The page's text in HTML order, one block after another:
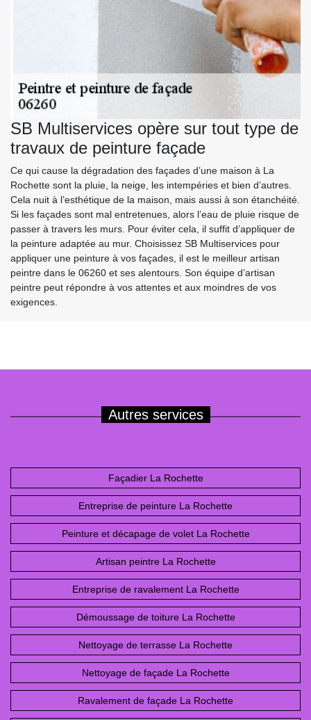
SB Multiservices opère sur tout type de
travaux de peinture façade
Ce qui cause la dégradation des façades d’une maison à La
Rochette sont la pluie, la neige, les intempéries et bien d’autres.
Cela nuit à l’esthétique de la maison, mais aussi à son étanchéité.
Si les façades sont mal entretenues, alors l’eau de pluie risque de
passer à travers les murs. Pour éviter cela, il suffit d’appliquer de
la peinture adaptée au mur. Choisissez SB Multiservices pour
appliquer une peinture à vos façades, il est le meilleur artisan
peintre dans le 06260 et ses alentours. Son équipe d’artisan
peintre peut répondre à vos attentes et aux moindres de vos
exigences.
Autres services
Façadier La Rochette
Entreprise de peinture La Rochette
Peinture et décapage de volet La Rochette
Artisan peintre La Rochette
Entreprise de ravalement La Rochette
Démoussage de toiture La Rochette
Nettoyage de terrasse La Rochette
Nettoyage de façade La Rochette
Ravalement de façade La Rochette